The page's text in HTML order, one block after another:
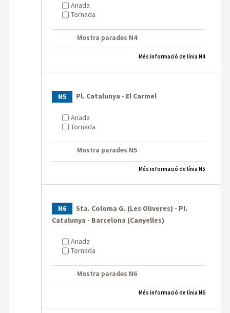
Anada
Tornada
Mostra parades N4
Més informació de línia N4
N5 Pl. Catalunya - El Carmel
Anada
Tornada
Mostra parades N5
Més informació de línia N5
N6
Sta. Coloma G. (Les Oliveres) - Pl.
Catalunya - Barcelona (Canyelles)
Anada
Tornada
Mostra parades N6
Més informació de línia N6